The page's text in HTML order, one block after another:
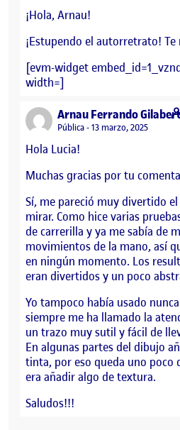
¡Hola, Arnau!
¡Estupendo el autorretrato!
[evm-widget
width=]
Arnau Ferrando Gilabert
Visibilidad:
Pública 13 marzo, 2025
Hola Lucia!
Muchas gracias por tu
Sí, me pareció muy divertido
mirar. Como hice varias
de carrerilla y ya me sabía de
movimientos de la mano, así
en ningún momento. Los
eran divertidos y un poco
Yo tampoco había usado
siempre me ha llamado la
un trazo muy sutil y fácil de
En algunas partes del dibujo
tinta, por eso queda uno poco
era añadir algo de textura.
Saludos!!!